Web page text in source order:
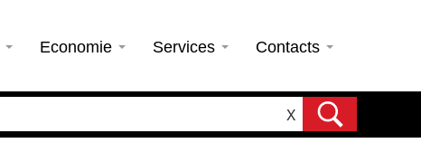
Economie Services Contacts
X